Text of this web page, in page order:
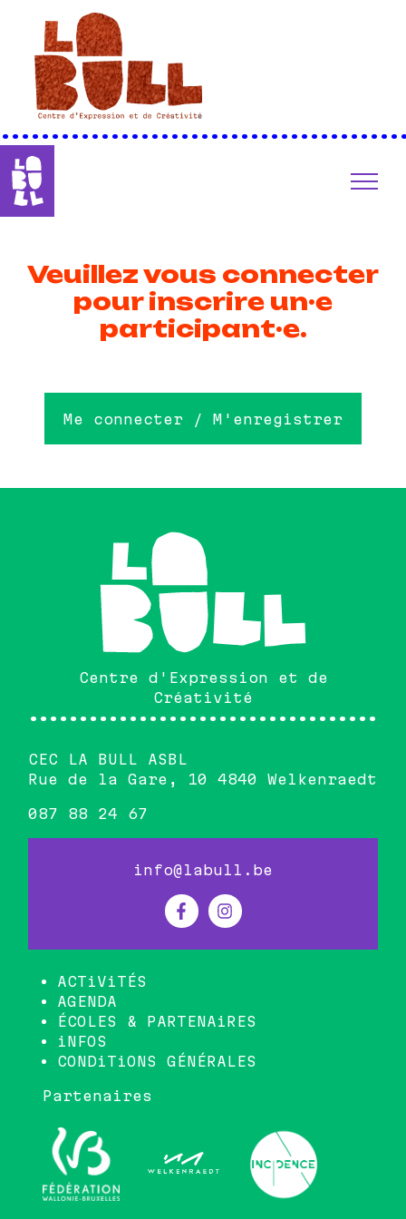
Veuillez vous connecter
pour inscrire un·e
participant·e.
Me connecter / M'enregistrer
Centre d'Expression et de
Créativité
CEC LA BULL ASBL
Rue de la Gare, 10 4840 Welkenraedt
087 88 24 67
info@labull.be
ACTiViTÉS
AGENDA
ÉCOLES & PARTENAiRES
iNFOS
CONDiTiONS GÉNÉRALES
Partenaires